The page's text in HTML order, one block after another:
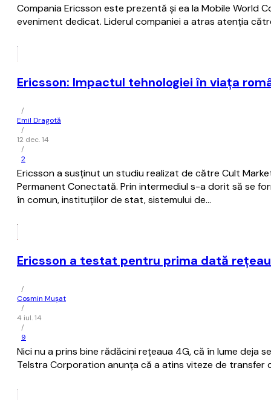
Compania Ericsson este prezentă și ea la Mobile World
eveniment dedicat. Liderul companiei a atras atenția
Ericsson: Impactul tehnologiei în viața
/
Emil Dragotă
/
12 dec. 14
/
2
Ericsson a susținut un studiu realizat de către Cult
Permanent Conectată. Prin intermediul s-a dorit să se
în comun, instituțiilor de stat, sistemului de…
Ericsson a testat pentru prima dată
/
Cosmin Mușat
/
4 iul. 14
/
9
Nici nu a prins bine rădăcini reţeaua 4G, că în lume
Telstra Corporation anunţa că a atins viteze de